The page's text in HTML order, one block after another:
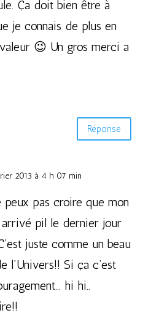
Ça doit bien être à
je connais de plus en
😉 Un gros merci a
Réponse
2013 à 4 h 07 min
peux pas croire que mon
pil le dernier jour
juste comme un beau
l’Univers!! Si ça c’est
hi hi..